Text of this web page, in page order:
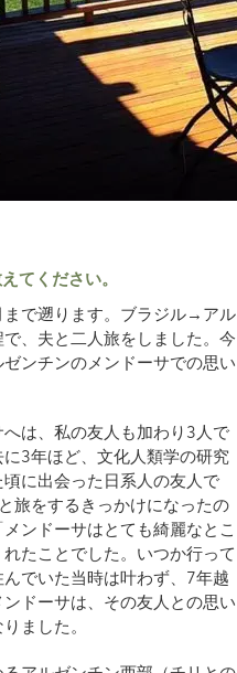
てください。
で遡ります。ブラジル→アル
、夫と二人旅をしました。今
ンチンのメンドーサでの思い
は、私の友人も加わり3人で
3年ほど、文化人類学の研究
に出会った日系人の友人で
旅をするきっかけになったの
ンドーサはとても綺麗なとこ
たことでした。いつか行って
でいた当時は叶わず、7年越
ドーサは、その友人との思い
ました。